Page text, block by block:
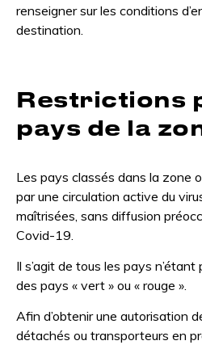
renseigner sur les conditions
destination.
Restrictions
pays de la
Les pays classés dans la zone
par une circulation active du
maîtrisées, sans diffusion
Covid-19.
Il s’agit de tous les pays
des pays « vert » ou « rouge ».
Afin d’obtenir une autorisation
détachés ou transporteurs en